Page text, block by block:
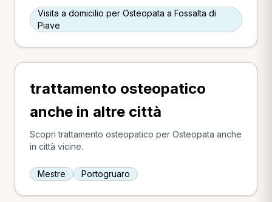
Visita a domicilio per Osteopata a Fossalta di
Piave
trattamento osteopatico
anche in altre città
Scopri trattamento osteopatico per Osteopata anche
in città vicine.
Mestre Portogruaro